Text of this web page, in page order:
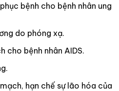
bệnh cho bệnh nhân ung
do phóng xạ.
cho bệnh nhân AIDS.
hạn chế sự lão hóa của